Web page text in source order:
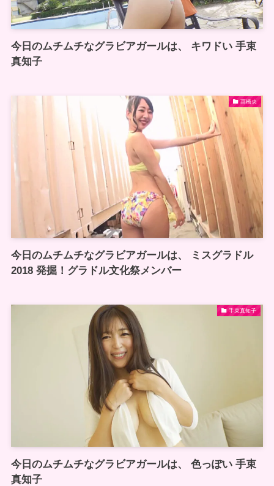
今日のムチムチなグラビアガールは、 キワドい 手束
真知子
髙橋央
今日のムチムチなグラビアガールは、 ミスグラドル
2018 発掘！グラドル文化祭メンバー
手束真知子
今日のムチムチなグラビアガールは、 色っぽい 手束
真知子